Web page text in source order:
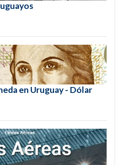
en Uruguay - Dólar